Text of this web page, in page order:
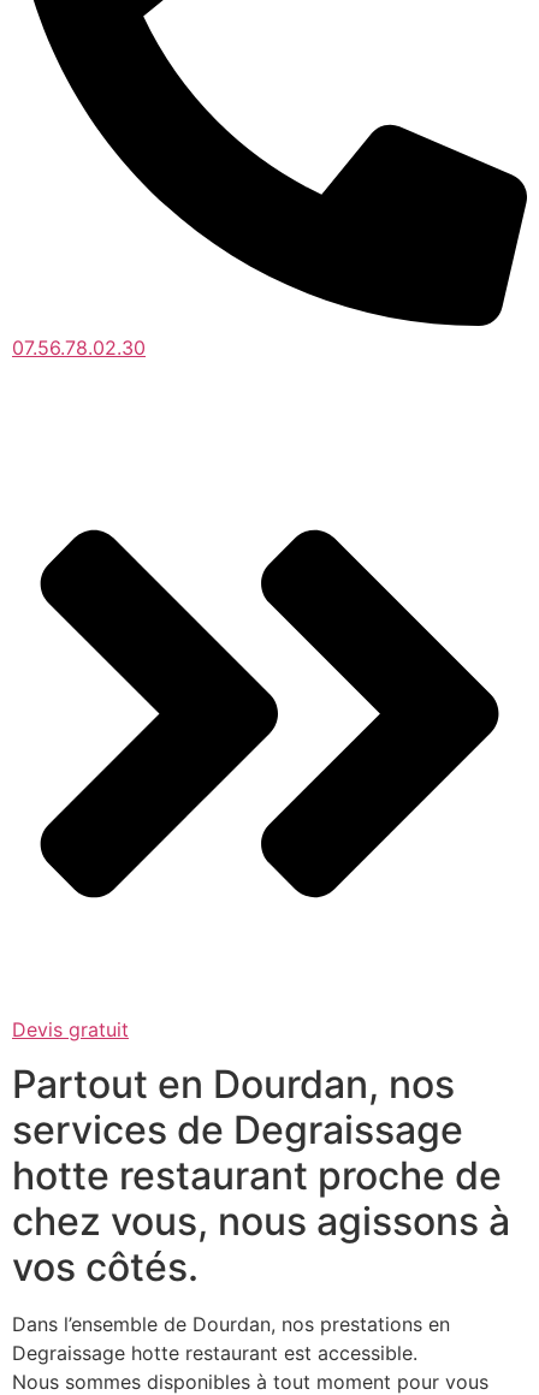
07.56.78.02.30
Devis gratuit
Partout en Dourdan, nos
services de Degraissage
hotte restaurant proche de
chez vous, nous agissons à
vos côtés.
Dans l’ensemble de Dourdan, nos prestations en
Degraissage hotte restaurant est accessible.
Nous sommes disponibles à tout moment pour vous